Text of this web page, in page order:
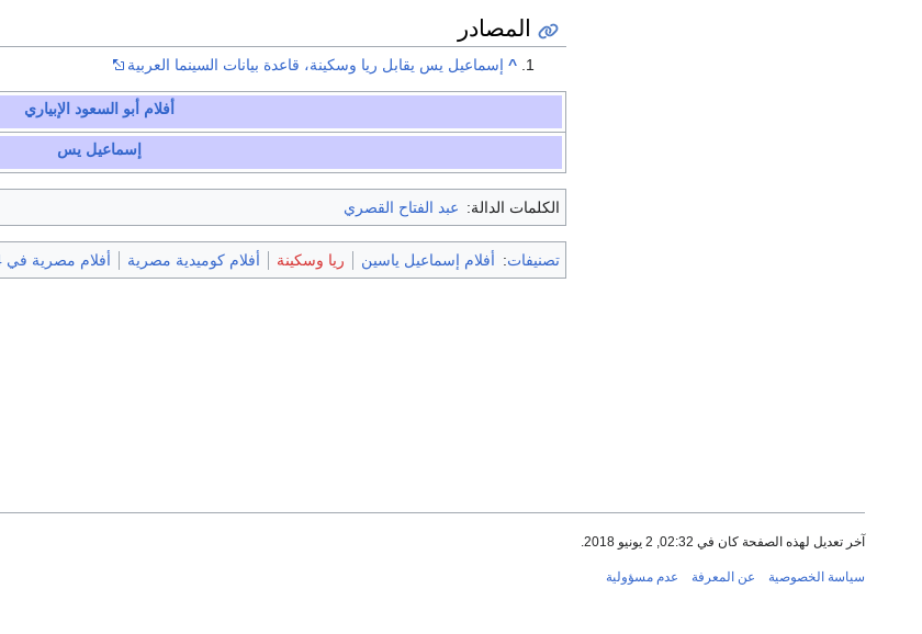
المصادر
^ إسماعيل يس يقابل ريا وسكينة، قاعدة بيانات السينما العربية
أفلام أبو السعود الإبياري
إسماعيل يس
الكلمات الدالة: عبد الفتاح القصري
تصنيفات: أفلام إسماعيل ياسين ريا وسكينة أفلام كوميدية مصرية أفلام مصرية في 1954
آخر تعديل لهذه الصفحة كان في 02:32, 2 يونيو 2018.
سياسة الخصوصية عن المعرفة عدم مسؤولية